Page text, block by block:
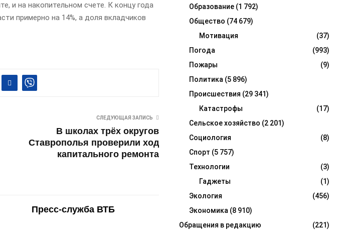
и на накопительном счете. К концу года
примерно на 14%, а доля вкладчиков
СЛЕДУЮЩАЯ ЗАПИСЬ
В школах трёх округов
Ставрополья проверили ход
капитального ремонта
Пресс-служба ВТБ
Образование (1 792)
Общество (74 679)
Мотивация
(37)
Погода
(993)
Пожары
(9)
Политика (5 896)
Происшествия (29 341)
Катастрофы
(17)
Сельское хозяйство (2 201)
Социология
(8)
Спорт (5 757)
Технологии
(3)
Гаджеты
(1)
Экология
(456)
Экономика (8 910)
Обращения в редакцию
(221)